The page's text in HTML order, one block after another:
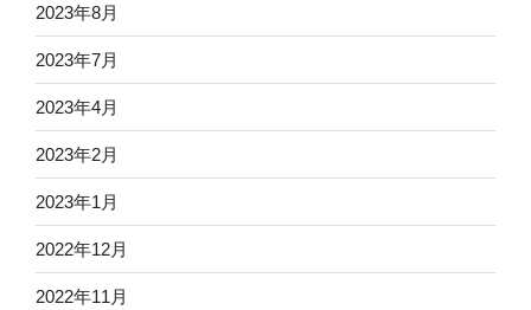
2023年8月
2023年7月
2023年4月
2023年2月
2023年1月
2022年12月
2022年11月